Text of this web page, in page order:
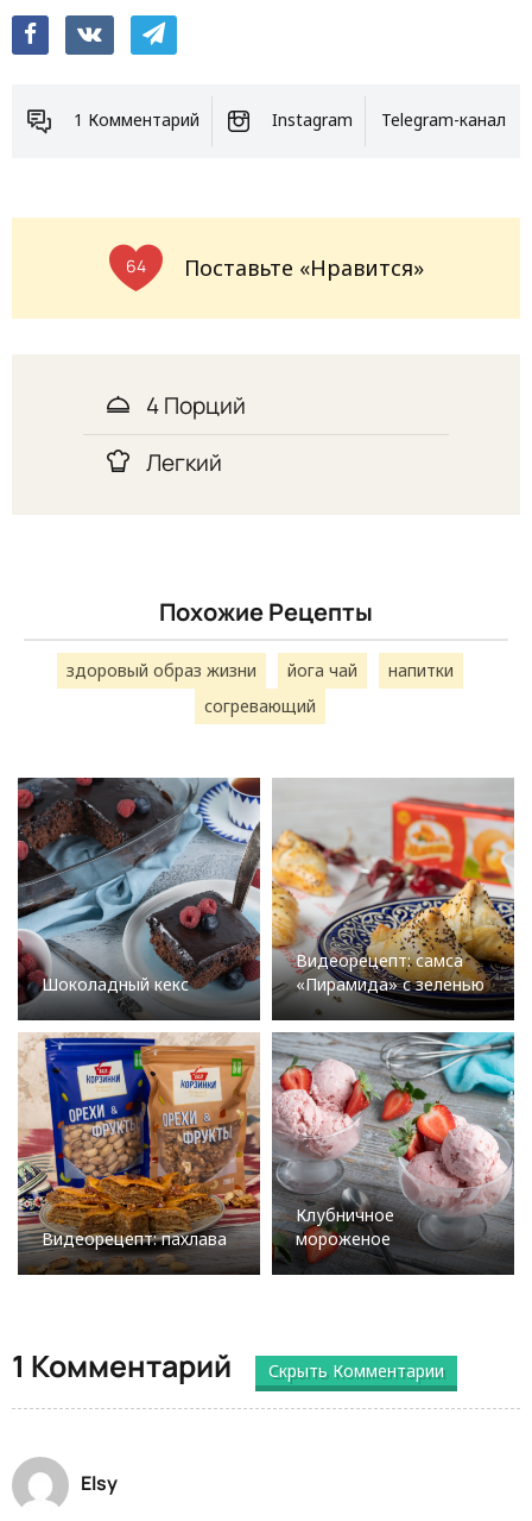
1 Комментарий Instagram Telegram-канал
64 Поставьте «Нравится»
4 Порций
Легкий
Похожие Рецепты
здоровый образ жизни йога чай
напитки
согревающий
Шоколадный кекс
Видеорецепт: самса
«Пирамида» с зеленью
Видеорецепт: пахлава
Клубничное
мороженое
1 Комментарий Скрыть Комментарии
Elsy